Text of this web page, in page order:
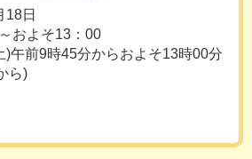
18日
およそ13：00
)午前9時45分からおよそ13時00分
ら)